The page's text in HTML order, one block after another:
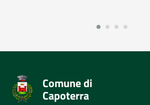
Comune di
Capoterra